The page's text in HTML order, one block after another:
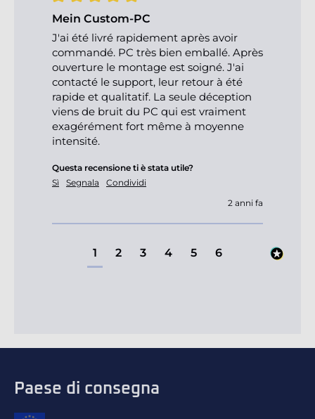
Mein Custom-PC
J'ai été livré rapidement après avoir
commandé. PC très bien emballé. Après
ouverture le montage est soigné. J'ai
contacté le support, leur retour à été
rapide et qualitatif. La seule déception
viens de bruit du PC qui est vraiment
exagérément fort même à moyenne
intensité.
Questa recensione ti è stata utile?
Sì
Segnala
Condividi
2 anni fa
1 2 3 4 5 6
Paese di consegna